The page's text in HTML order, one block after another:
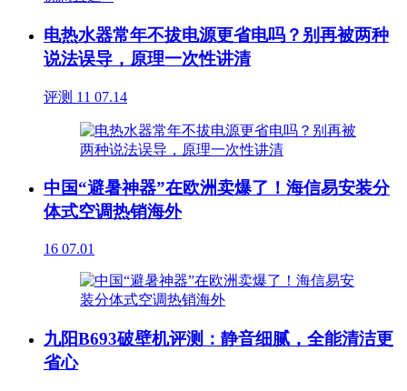
电热水器常年不拔电源更省电吗？别再被两种
说法误导，原理一次性讲清
评测 11 07.14
中国“避暑神器”在欧洲卖爆了！海信易安装分
体式空调热销海外
16 07.01
九阳B693破壁机评测：静音细腻，全能清洁更
省心